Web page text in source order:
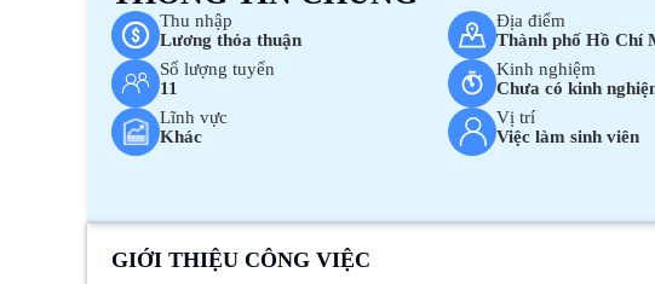
Thu nhập
Lương thỏa thuận
Địa điểm
Thành phố Hồ Chí
Số lượng tuyển
11
Kinh nghiệm
Chưa có kinh
Lĩnh vực
Khác
Vị trí
Việc làm sinh viên
GIỚI THIỆU CÔNG VIỆC